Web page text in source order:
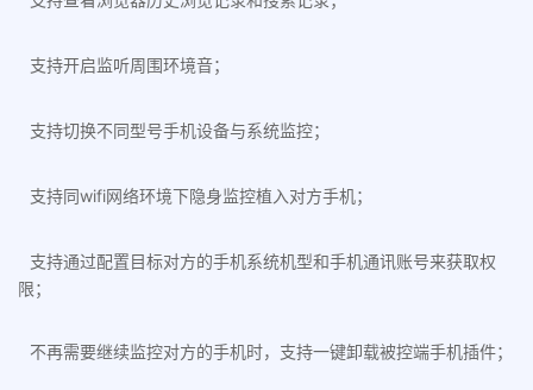
支持开启监听周围环境音；
支持切换不同型号手机设备与系统监控；
支持同wifi网络环境下隐身监控植入对方手机；
支持通过配置目标对方的手机系统机型和手机通讯账号来获取权
限；
不再需要继续监控对方的手机时，支持一键卸载被控端手机插件；